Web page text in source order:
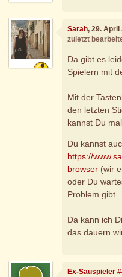
Sarah, 29. April
zuletzt
Da gibt es
Spielern mit
Mit der
den letzten
kannst Du
Du kannst
https://
browser (wir
oder Du
Problem gibt.
Da kann ich
das dauern
Ex-Sauspieler